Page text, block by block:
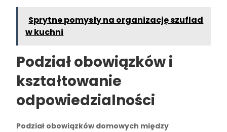
Sprytne pomysły na organizację szuflad
w kuchni
Podział obowiązków i
kształtowanie
odpowiedzialności
Podział obowiązków domowych między